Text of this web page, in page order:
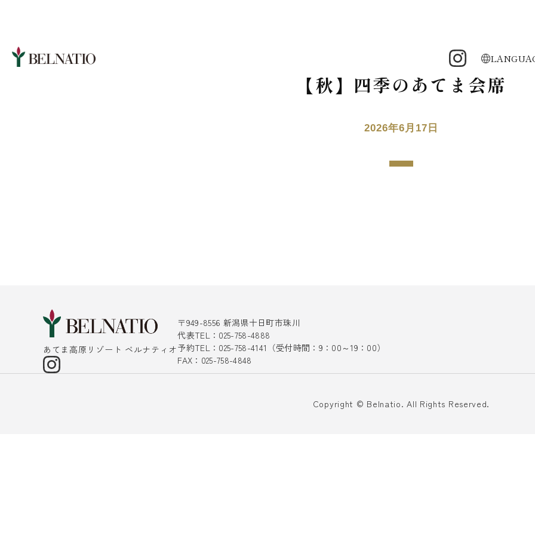
【秋】四季のあてま会席
2026年6月17日
あてま高原リゾート ベルナティオ
〒949-8556 新潟県十日町市珠川
代表TEL：025-758-4888
予約TEL：025-758-4141（受付時間：9：00～19：00）
FAX：025-758-4848
Copyright © Belnatio. All Rights Reserved.